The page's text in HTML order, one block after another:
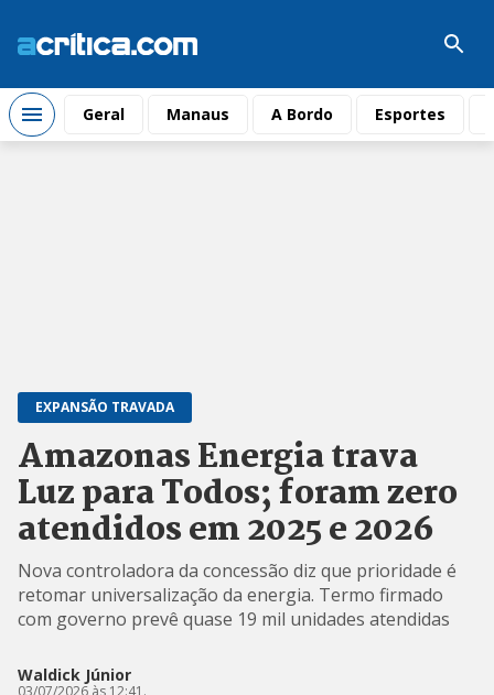
Geral Manaus A Bordo Esportes
EXPANSÃO TRAVADA
Amazonas Energia trava
Luz para Todos; foram zero
atendidos em 2025 e 2026
Nova controladora da concessão diz que prioridade é
retomar universalização da energia. Termo firmado
com governo prevê quase 19 mil unidades atendidas
Waldick Júnior
03/07/2026 às 12:41.